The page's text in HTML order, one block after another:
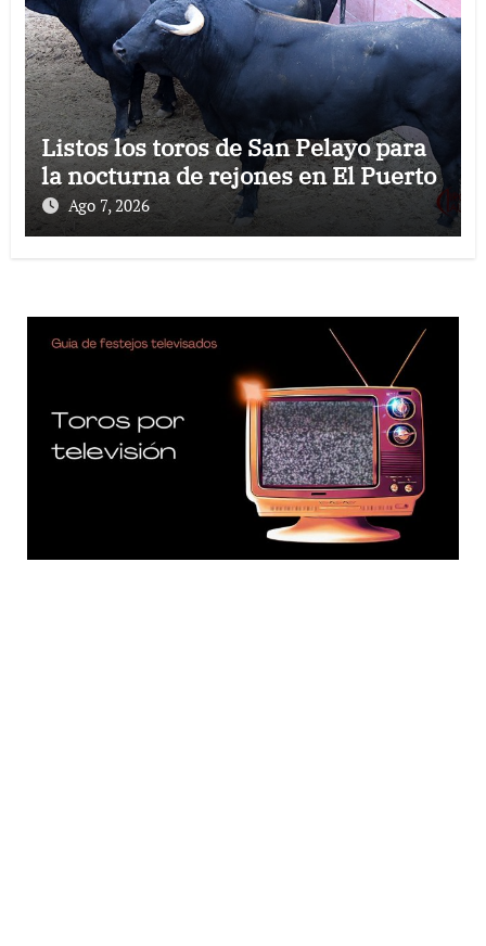
Listos los toros de San Pelayo para
la nocturna de rejones en El Puerto
Ago 7, 2026